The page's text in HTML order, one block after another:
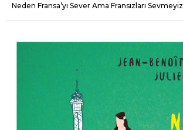
Neden Fransa’yı Sever Ama Fransızları Sevmeyiz